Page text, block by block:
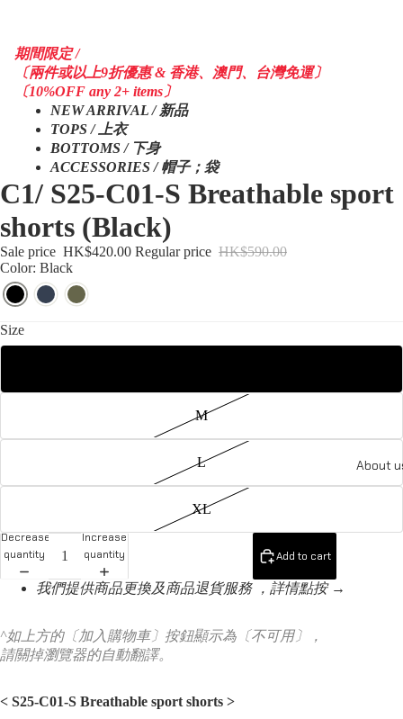
About
期間限定 /
〔兩件或以上9折優惠 & 香港、澳門、台灣免運〕
〔10%OFF any 2+ items〕
NEW ARRIVAL / 新品
TOPS / 上衣
BOTTOMS / 下身
ACCESSORIES / 帽子；袋
C1/ S25-C01-S Breathable sport
shorts (Black)
Sale price HK$420.00 Regular price HK$590.00
Color: Black
Size
M
L
XL
Decrease
quantity
Increase
quantity
Add to cart
我們提供商品更換及商品退貨服務 ，詳情點按 →
^如上方的〔加入購物車〕按鈕顯示為〔不可用〕，
請關掉瀏覽器的自動翻譯。
< S25-C01-S Breathable sport shorts >